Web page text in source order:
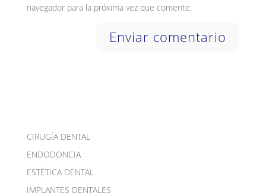
navegador para la próxima vez que comente.
CIRUGÍA DENTAL
ENDODONCIA
ESTÉTICA DENTAL
IMPLANTES DENTALES